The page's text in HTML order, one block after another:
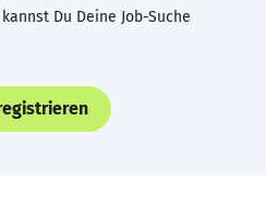
Du Deine Job-Suche